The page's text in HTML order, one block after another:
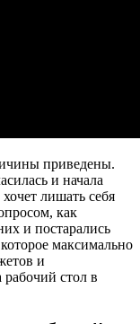
приведены.
и начала
лишать себя
как
и постарались
максимально
и
рабочий стол в